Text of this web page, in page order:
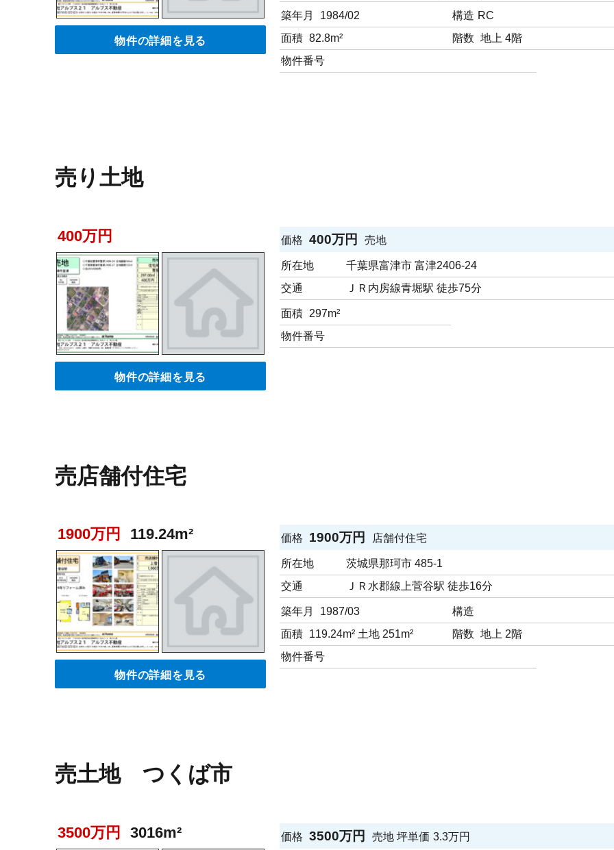
物件の詳細を見る
築年月 1984/02 構造 RC
面積 82.8m² 階数 地上 4階
物件番号
売り土地
400万円
物件の詳細を見る
価格 400万円 売地
所在地
千葉県富津市 富津2406-24
交通
ＪＲ内房線青堀駅 徒歩75分
面積 297m²
物件番号
売店舗付住宅
1900万円 119.24m²
物件の詳細を見る
価格 1900万円 店舗付住宅
所在地
茨城県那珂市 485-1
交通
ＪＲ水郡線上菅谷駅 徒歩16分
築年月 1987/03
構造
面積 119.24m² 土地 251m² 階数 地上 2階
物件番号
売土地 つくば市
3500万円 3016m² 価格 3500万円 売地 坪単価 3.3万円